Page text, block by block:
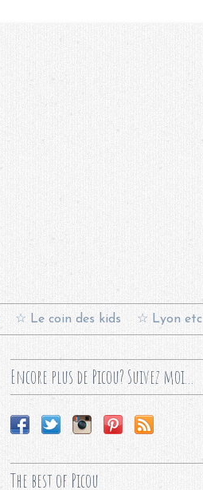
☆ Le coin des kids ☆ Lyon etc
Encore plus de Picou? Suivez moi...
The best of Picou